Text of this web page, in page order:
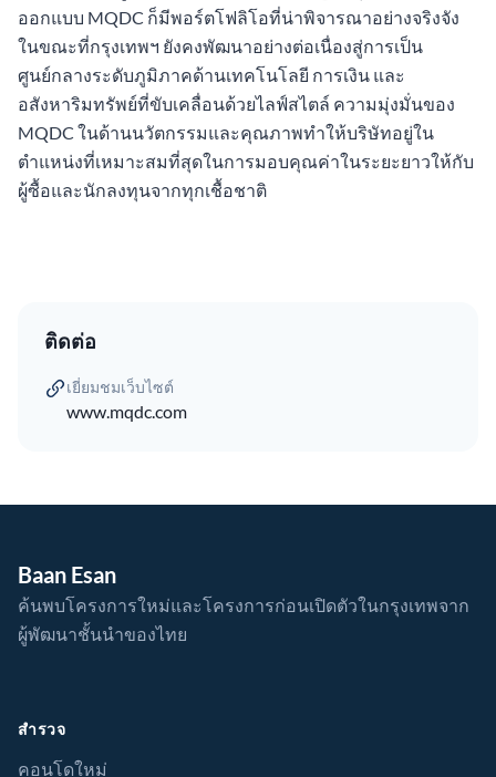
ออกแบบ MQDC ก็มีพอร์ตโฟลิโอที่น่าพิจารณาอย่างจริงจัง
ในขณะที่กรุงเทพฯ ยังคงพัฒนาอย่างต่อเนื่องสู่การเป็น
ศูนย์กลางระดับภูมิภาคด้านเทคโนโลยี การเงิน และ
อสังหาริมทรัพย์ที่ขับเคลื่อนด้วยไลฟ์สไตล์ ความมุ่งมั่นของ
MQDC ในด้านนวัตกรรมและคุณภาพทำให้บริษัทอยู่ใน
ตำแหน่งที่เหมาะสมที่สุดในการมอบคุณค่าในระยะยาวให้กับ
ผู้ซื้อและนักลงทุนจากทุกเชื้อชาติ
ติดต่อ
เยี่ยมชมเว็บไซต์
www.mqdc.com
Baan Esan
ค้นพบโครงการใหม่และโครงการก่อนเปิดตัวในกรุงเทพจาก
ผู้พัฒนาชั้นนำของไทย
สำรวจ
คอนโดใหม่